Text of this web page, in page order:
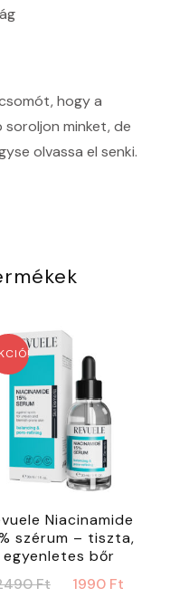
hogy a
soroljon minket, de
olvassa el senki.
Niacinamide
szérum – tiszta,
egyenletes bőr
Ft
Original
1990 Ft